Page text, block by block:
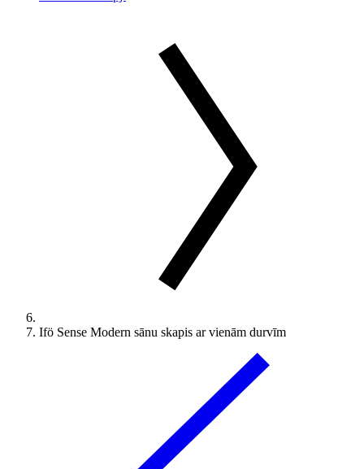
Ifö Sense Modern sānu skapis ar vienām durvīm